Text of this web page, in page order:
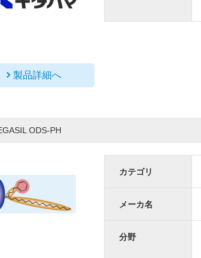
製品詳細へ
ODS-PH
カテゴリ
メーカ名
分野